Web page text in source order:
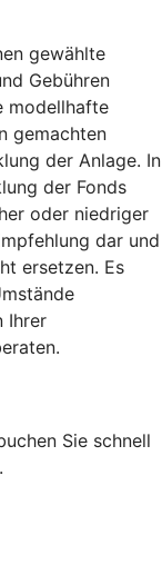
gewählte
Gebühren
modellhafte
gemachten
der Anlage. In
der Fonds
oder niedriger
dar und
ersetzen. Es
Ihrer
Sie schnell